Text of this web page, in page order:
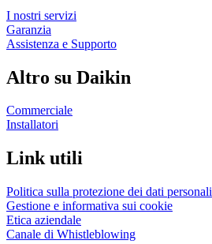
I nostri servizi
Garanzia
Assistenza e Supporto
Altro su Daikin
Commerciale
Installatori
Link utili
Politica sulla protezione dei dati personali
Gestione e informativa sui cookie
Etica aziendale
Canale di Whistleblowing